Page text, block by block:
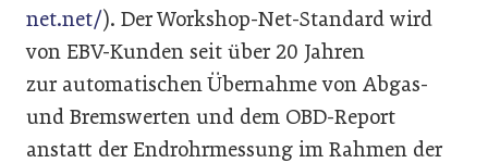
net.net/). Der Workshop-Net-Standard wird
von EBV-Kunden seit über 20 Jahren
zur automatischen Übernahme von Abgas-
und Bremswerten und dem OBD-Report
anstatt der Endrohrmessung im Rahmen der